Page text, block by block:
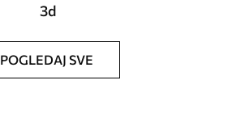
3d
POGLEDAJ SVE